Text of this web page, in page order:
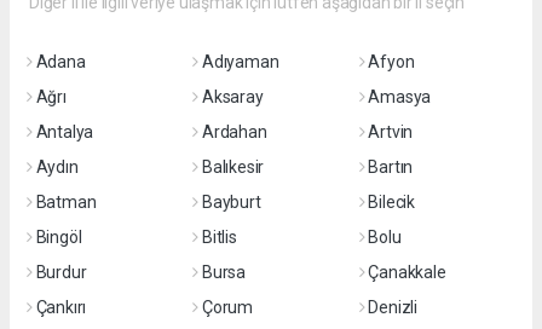
Adana Adıyaman
Afyon
Ağrı
Aksaray
Amasya
Antalya
Ardahan
Artvin
Aydın
Balıkesir
Bartın
Batman
Bayburt
Bilecik
Bingöl
Bitlis
Bolu
Burdur
Bursa
Çanakkale
Çankırı
Çorum
Denizli